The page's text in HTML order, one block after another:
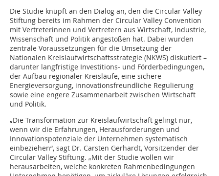
Die Studie knüpft an den Dialog an, den die Circular Valley
Stiftung bereits im Rahmen der Circular Valley Convention
mit Vertreterinnen und Vertretern aus Wirtschaft, Industrie,
Wissenschaft und Politik angestoßen hat. Dabei wurden
zentrale Voraussetzungen für die Umsetzung der
Nationalen Kreislaufwirtschaftsstrategie (NKWS) diskutiert –
darunter langfristige Investitions- und Förderbedingungen,
der Aufbau regionaler Kreisläufe, eine sichere
Energieversorgung, innovationsfreundliche Regulierung
sowie eine engere Zusammenarbeit zwischen Wirtschaft
und Politik.
„Die Transformation zur Kreislaufwirtschaft gelingt nur,
wenn wir die Erfahrungen, Herausforderungen und
Innovationspotenziale der Unternehmen systematisch
einbeziehen“, sagt Dr. Carsten Gerhardt, Vorsitzender der
Circular Valley Stiftung. „Mit der Studie wollen wir
herausarbeiten, welche konkreten Rahmenbedingungen